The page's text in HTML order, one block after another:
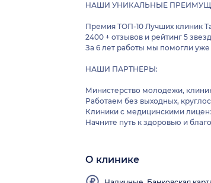
НАШИ УНИКАЛЬНЫЕ
Премия ТОП-10 Лучших клиник
2400 + отзывов и рейтинг 5
За 6 лет работы мы помогли
НАШИ ПАРТНЕРЫ:
Министерство молодежи,
Работаем без выходных,
Клиники с медицинскими
Начните путь к здоровью и
О клинике